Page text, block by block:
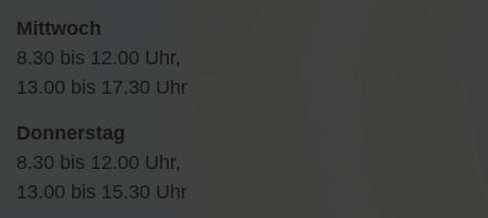
Mittwoch
8.30 bis 12.00 Uhr,
13.00 bis 17.30 Uhr
Donnerstag
8.30 bis 12.00 Uhr,
13.00 bis 15.30 Uhr